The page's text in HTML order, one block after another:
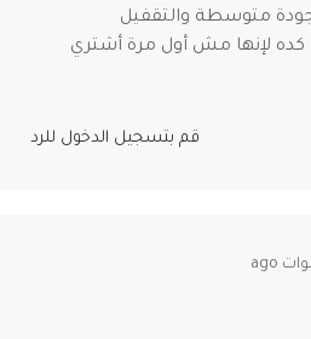
متوسطة والتقفيل
لإنها مش أول مرة أشتري
قم بتسجيل الدخول للرد